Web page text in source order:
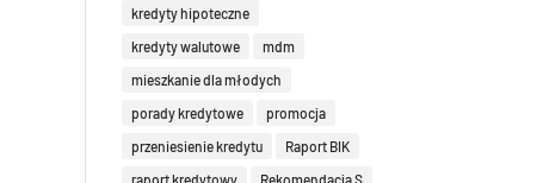
kredyty hipoteczne
kredyty walutowe
mdm
mieszkanie dla młodych
porady kredytowe
promocja
przeniesienie kredytu
Raport BIK
raport kredytowy
Rekomendacja S